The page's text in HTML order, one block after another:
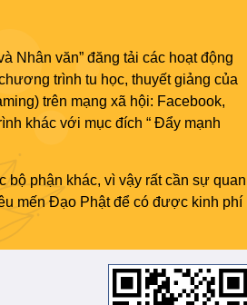
Nhân văn” đăng tải các hoạt động
trình tu học, thuyết giảng của
trên mạng xã hội: Facebook,
khác với mục đích “ Đẩy mạnh
bộ phận khác, vì vậy rất cần sự quan
mến Đạo Phật để có được kinh phí